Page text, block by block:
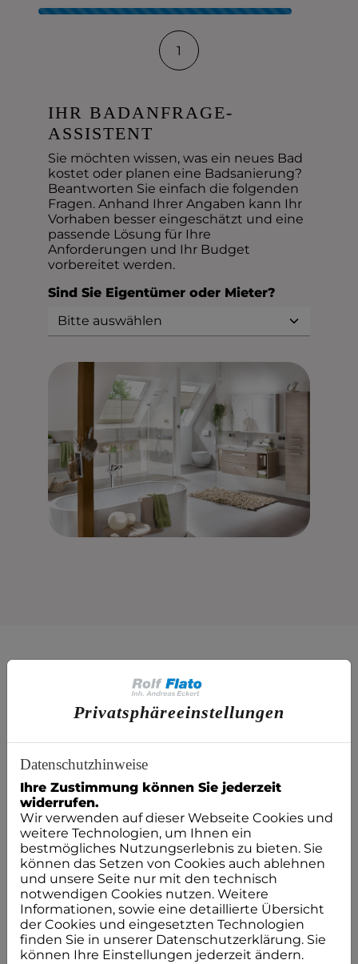
Kontaktformular-Fortschritt
1
IHR BADANFRAGE-
ASSISTENT
Sie möchten wissen, was ein neues Bad
kostet oder planen eine Badsanierung?
Beantworten Sie einfach die folgenden
Fragen. Anhand Ihrer Angaben kann Ihr
Vorhaben besser eingeschätzt und eine
passende Lösung für Ihre
Anforderungen und Ihr Budget
vorbereitet werden.
Sind Sie Eigentümer oder Mieter?
Kosten klar?
Hier finden Sie weitere Planungshilfen:
3D-Badplaner
Privatsphäre­einstellungen
Datenschutzhinweise
Ihre Zustimmung können Sie jederzeit
widerrufen.
Wir verwenden auf dieser Webseite Cookies und
weitere Technologien, um Ihnen ein
bestmögliches Nutzungserlebnis zu bieten. Sie
können das Setzen von Cookies auch ablehnen
und unsere Seite nur mit den technisch
notwendigen Cookies nutzen. Weitere
Informationen, sowie eine detaillierte Übersicht
der Cookies und eingesetzten Technologien
finden Sie in unserer Datenschutzerklärung. Sie
können Ihre Einstellungen jederzeit ändern.